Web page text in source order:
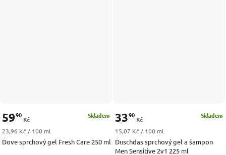
Dove sprchový gel Fresh Care 250 ml
Skladem
5990
Kč
Měrná cena:
23,96 Kč / 100 ml
Duschdas sprchový gel a šampon
Men Sensitive 2v1 225 ml
Skladem
3390
Kč
Měrná cena:
15,07 Kč / 100 ml